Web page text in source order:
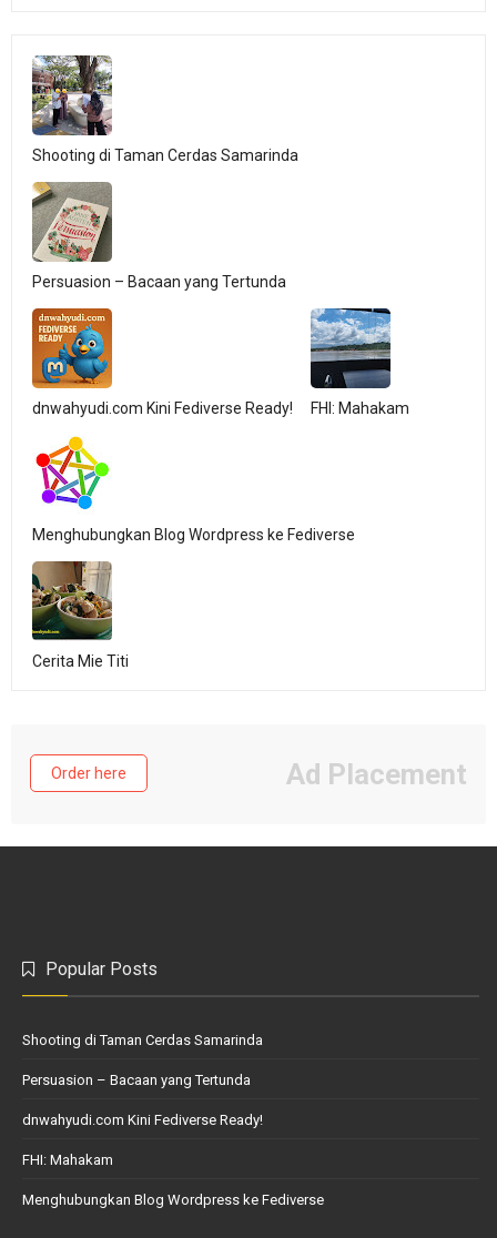
Shooting di Taman Cerdas Samarinda
Persuasion – Bacaan yang Tertunda
dnwahyudi.com Kini Fediverse Ready! FHI: Mahakam
Menghubungkan Blog Wordpress ke Fediverse
Cerita Mie Titi
Order here Ad Placement
Popular Posts
Shooting di Taman Cerdas Samarinda
Persuasion – Bacaan yang Tertunda
dnwahyudi.com Kini Fediverse Ready!
FHI: Mahakam
Menghubungkan Blog Wordpress ke Fediverse